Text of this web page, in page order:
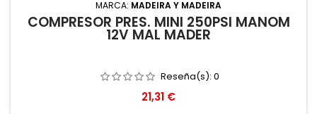
MARCA: MADEIRA Y MADEIRA
COMPRESOR PRES. MINI 250PSI MANOM
12V MAL MADER
Reseña(s): 0
Precio
21,31 €